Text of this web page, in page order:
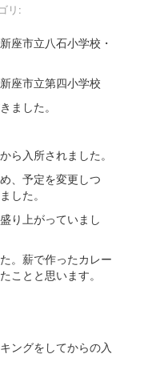
リ:
座市立八石小学校・
座市立第四小学校
ました。
ら入所されました。
、予定を変更しつ
した。
り上がっていまし
。薪で作ったカレー
ことと思います。
ングをしてからの入